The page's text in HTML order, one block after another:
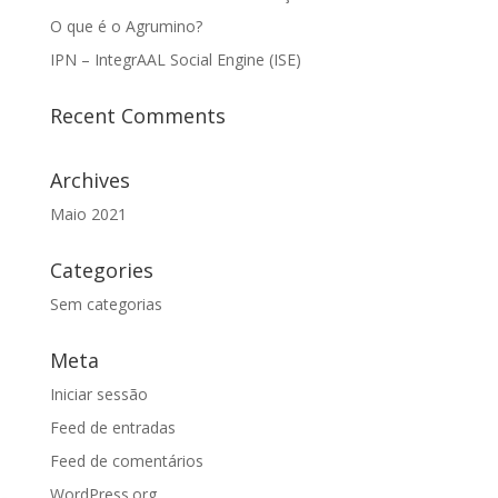
O que é o Agrumino?
IPN – IntegrAAL Social Engine (ISE)
Recent Comments
Archives
Maio 2021
Categories
Sem categorias
Meta
Iniciar sessão
Feed de entradas
Feed de comentários